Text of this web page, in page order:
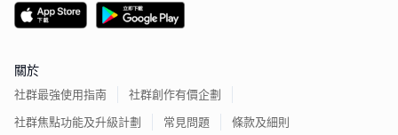
關於
社群最強使用指南
社群創作有價企劃
社群焦點功能及升級計劃
常見問題 條款及細則